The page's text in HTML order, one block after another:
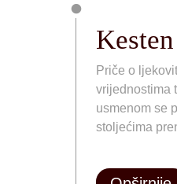
Kesten
Priče o
vrijednostima
usmenom se
stoljećima